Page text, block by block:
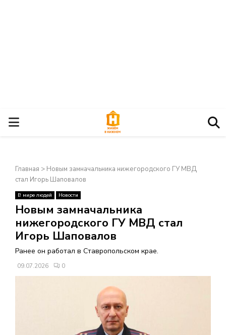
О
Н
О
В
Н
Главная > Новым замначальника нижегородского ГУ МВД
стал Игорь Шаповалов
В мире людей Новости
Новым замначальника
нижегородского ГУ МВД стал
Игорь Шаповалов
Ранее он работал в Ставропольском крае.
09.07.2026 0